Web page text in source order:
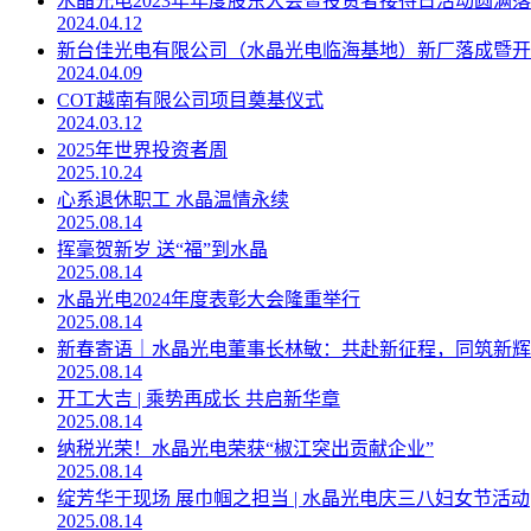
2024.04.12
新台佳光电有限公司（水晶光电临海基地）新厂落成暨
2024.04.09
COT越南有限公司项目奠基仪式
2024.03.12
2025年世界投资者周
2025.10.24
心系退休职工 水晶温情永续
2025.08.14
挥毫贺新岁 送“福”到水晶
2025.08.14
水晶光电2024年度表彰大会隆重举行
2025.08.14
新春寄语｜水晶光电董事长林敏：共赴新征程，同筑新
2025.08.14
开工大吉 | 乘势再成长 共启新华章
2025.08.14
纳税光荣！水晶光电荣获“椒江突出贡献企业”
2025.08.14
绽芳华于现场 展巾帼之担当 | 水晶光电庆三八妇女节活动
2025.08.14